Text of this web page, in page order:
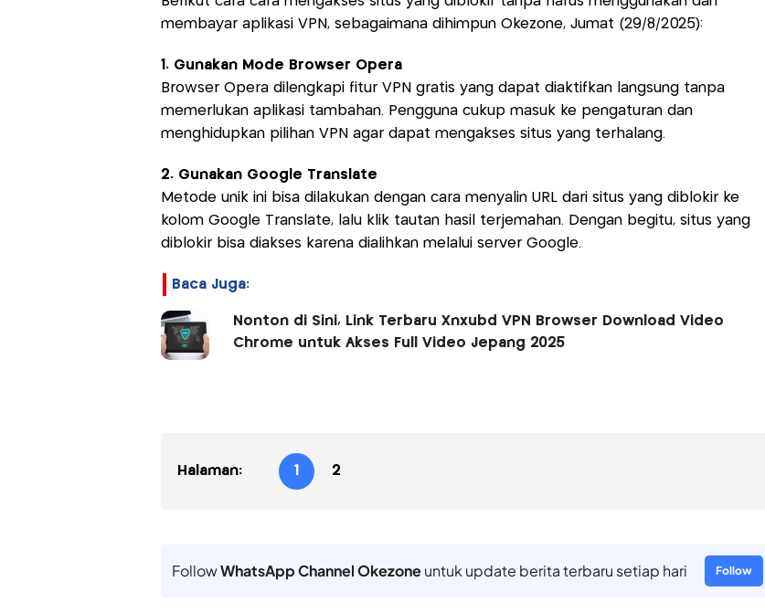
membayar aplikasi VPN, sebagaimana dihimpun Okezone, Jumat (29/8/2025):
1. Gunakan Mode Browser Opera
Browser Opera dilengkapi fitur VPN gratis yang dapat diaktifkan langsung tanpa
memerlukan aplikasi tambahan. Pengguna cukup masuk ke pengaturan dan
menghidupkan pilihan VPN agar dapat mengakses situs yang terhalang.
2. Gunakan Google Translate
Metode unik ini bisa dilakukan dengan cara menyalin URL dari situs yang diblokir ke
kolom Google Translate, lalu klik tautan hasil terjemahan. Dengan begitu, situs yang
diblokir bisa diakses karena dialihkan melalui server Google.
Baca Juga:
Nonton di Sini, Link Terbaru Xnxubd VPN Browser Download Video
Chrome untuk Akses Full Video Jepang 2025
Halaman: 1 2
FollowWhatsApp Channel Okezoneuntuk update berita terbaru setiap hari Follow